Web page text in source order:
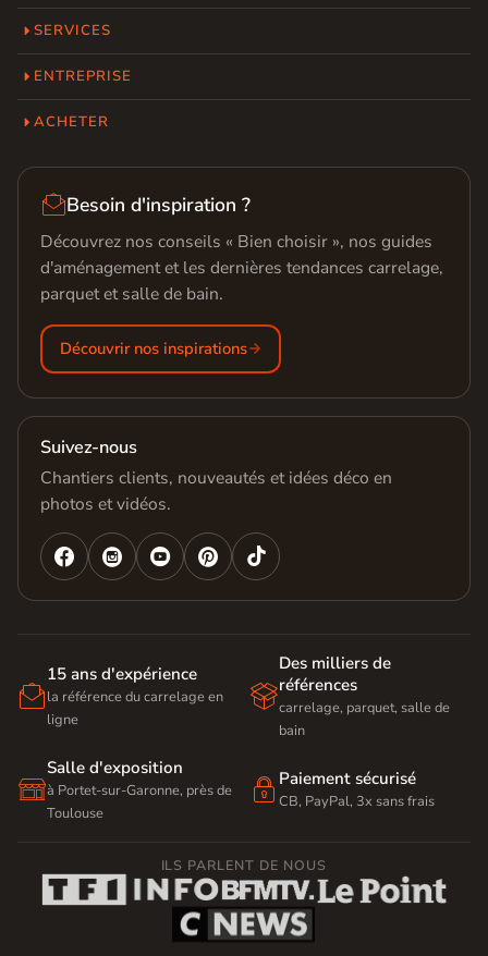
SERVICES
ENTREPRISE
ACHETER
Besoin d'inspiration ?
Découvrez nos conseils « Bien choisir », nos guides
d'aménagement et les dernières tendances carrelage,
parquet et salle de bain.
Découvrir nos inspirations
Suivez-nous
Chantiers clients, nouveautés et idées déco en
photos et vidéos.
   

15 ans d'expérience
la référence du carrelage en
ligne

Des milliers de
références
carrelage, parquet, salle de
bain

Salle d'exposition
à Portet-sur-Garonne, près de
Toulouse
 Paiement sécurisé
CB, PayPal, 3x sans frais
ILS PARLENT DE NOUS